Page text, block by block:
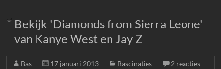
Bekijk 'Diamonds from Sierra Leone'
van Kanye West en Jay Z
Bas 17 januari 2013 Bascinaties 2 reacties